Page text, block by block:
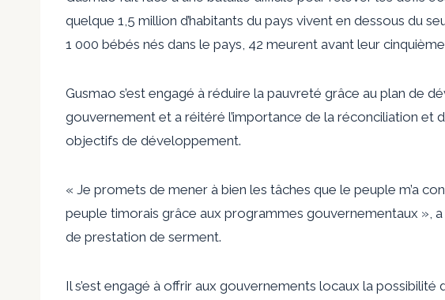
quelque 1,5 million d’habitants du pays vivent en dessous du
1 000 bébés nés dans le pays, 42 meurent avant leur
Gusmao s’est engagé à réduire la pauvreté grâce au plan de
gouvernement et a réitéré l’importance de la réconciliation et
objectifs de développement.
« Je promets de mener à bien les tâches que le peuple m’a
peuple timorais grâce aux programmes gouvernementaux »,
de prestation de serment.
Il s’est engagé à offrir aux gouvernements locaux la